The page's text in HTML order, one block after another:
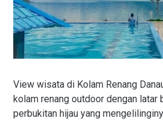
View wisata di Kolam Renang
kolam renang outdoor dengan latar
perbukitan hijau yang